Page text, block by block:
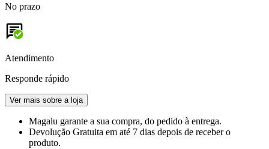
No prazo
Atendimento
Responde rápido
Ver mais sobre a loja
Magalu garante a sua compra, do pedido à entrega.
Devolução Gratuita em até 7 dias depois de receber o
produto.